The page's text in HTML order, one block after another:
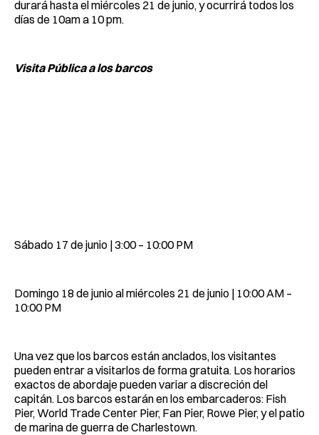
durará hasta el miércoles 21 de junio, y ocurrirá todos los
días de 10am a 10 pm.
Visita Pública a los barcos
Sábado 17 de junio | 3:00 – 10:00 PM
Domingo 18 de junio al miércoles 21 de junio | 10:00 AM –
10:00 PM
Una vez que los barcos están anclados, los visitantes
pueden entrar a visitarlos de forma gratuita. Los horarios
exactos de abordaje pueden variar a discreción del
capitán. Los barcos estarán en los embarcaderos: Fish
Pier, World Trade Center Pier, Fan Pier, Rowe Pier, y el patio
de marina de guerra de Charlestown.